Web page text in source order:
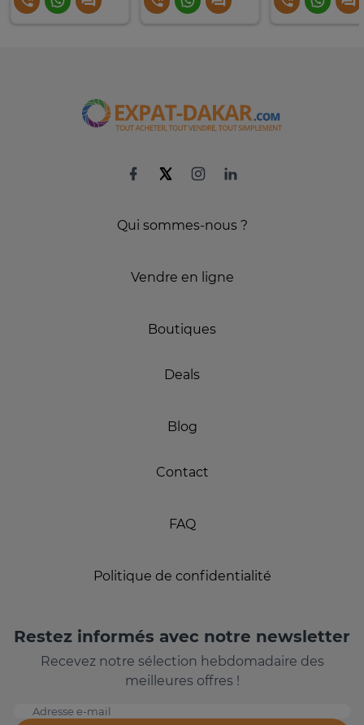
Qui sommes-nous ?
Vendre en ligne
Boutiques
Deals
Blog
Contact
FAQ
Politique de confidentialité
Restez informés avec notre newsletter
Recevez notre sélection hebdomadaire des
meilleures offres !
Adresse e-mail